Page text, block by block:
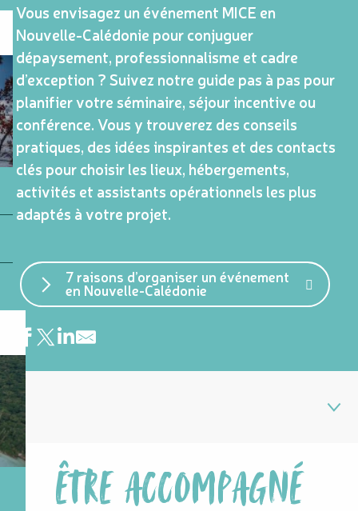
Vous envisagez un événement MICE en
Nouvelle-Calédonie pour conjuguer
dépaysement, professionnalisme et cadre
d’exception ? Suivez notre guide pas à pas pour
planifier votre séminaire, séjour incentive ou
conférence. Vous y trouverez des conseils
pratiques, des idées inspirantes et des contacts
clés pour choisir les lieux, hébergements,
activités et assistants opérationnels les plus
adaptés à votre projet.
7 raisons d’organiser un événement
en Nouvelle-Calédonie
1 Être accompagné
Sélectionner les régions
ÊTRE ACCOMPAGNÉ